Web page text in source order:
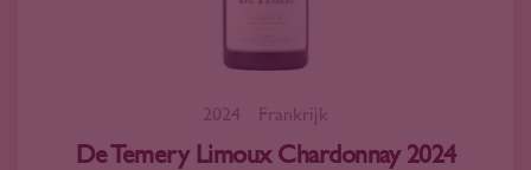
2024 Frankrijk
De Temery Limoux Chardonnay 2024